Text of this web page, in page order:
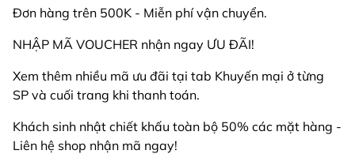
Đơn hàng trên 500K - Miễn phí vận chuyển.
NHẬP MÃ VOUCHER nhận ngay ƯU ĐÃI!
Xem thêm nhiều mã ưu đãi tại tab Khuyến mại ở từng
SP và cuối trang khi thanh toán.
Khách sinh nhật chiết khấu toàn bộ 50% các mặt hàng -
Liên hệ shop nhận mã ngay!